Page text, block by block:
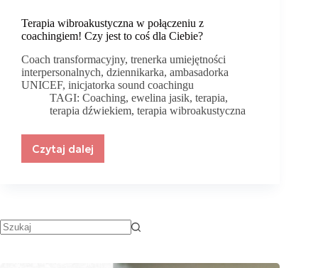
Terapia wibroakustyczna w połączeniu z
coachingiem! Czy jest to coś dla Ciebie?
Coach transformacyjny, trenerka umiejętności
interpersonalnych, dziennikarka, ambasadorka
UNICEF, inicjatorka sound coachingu
TAGI: Coaching,ewelina jasik,terapia,
terapia dźwiekiem, terapia wibroakustyczna
Czytaj dalej
Terapia
coachingiem!
Czy